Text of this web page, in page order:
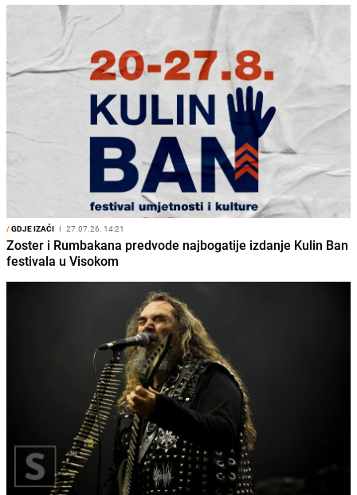
/GDJE IZAĆI I 27.07.26. 14:21
Zoster i Rumbakana predvode najbogatije izdanje Kulin Ban
festivala u Visokom